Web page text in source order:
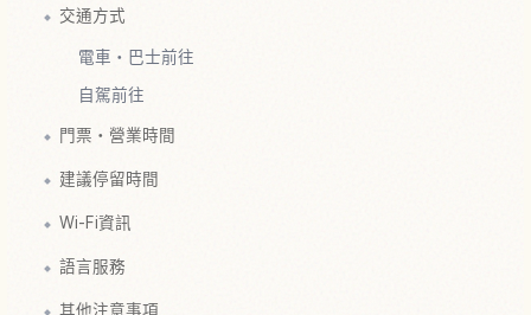
交通方式
電車・巴士前往
自駕前往
門票・營業時間
建議停留時間
Wi-Fi資訊
語言服務
其他注意事項